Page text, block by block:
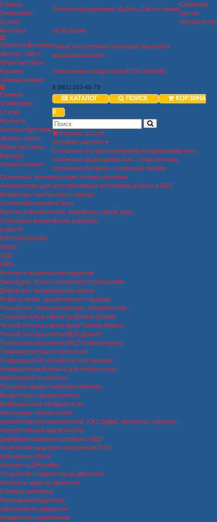
Главная
О компании
Статьи
Контакты
Оплата и Доставка
Звонок с сайта
Обратная связь
Корзина
Личный кабинет
Главная
О компании
Статьи
Контакты
Оплата и Доставка
Звонок с сайта
Обратная связь
Корзина
Личный кабинет
Электрооборудование. Кабель. Светотехника
Снижение
цен на
теплые полы
пр-ва Кореи
Новые поступления солнечных панелей и
водонагревателей.
Пополнение склада плитой ПЗК 240х480
8 (861) 203-40-78
КАТАЛОГ ПОИСК
КОРЗИНА
0
Корзина: 0 0 руб
Интернет-магазин
Солнечные батареи и вакуумные водонагреватели
Солнечные водонагреватели , Гелиосистемы
Солнечные батареи - солнечные панели
Солнечные электростанции готовые решения
Аккумуляторы для альтернативных источников энергии и ИБП
Инверторы / контроллеры заряда
Солнечная энергия в быту
Розетки и выключатели, домофоны, умный дом
Сенсорные выключатели и розетки
Legrand
Schneider Electric
Simon
ABB
GIRA
Розетки и выключатели наружние
Умный дом, пульты управления освещением
Домофоны, беспроводные звонки
Ретро розетки , выключатели и провода
Теплый пол, терморегуляторы, обогреватели
Теплый пол под плитку SouthHeat (Корея)
Теплый пол под плитку NanoThermal (Корея)
Теплый пол под плитку DEVI (Дания)
Теплый пол под плитку ENSTO (Финляндия)
Терморегуляторы теплого пола
Инфракрасный теплый пол под ламинат
Нагревательный кабель для теплого пола
Карбоновый теплый пол
Тепловые пушки / тепловентиляторы
Конвекторы ( обогреватели )
Инфракрасные обогреватели
Аксессуары теплых полов
Автоматические выключатели, УЗО, Дифф. автоматы, таймеры
Автоматические выключатели
Дифференциальные автоматы АВДТ
Устройства защитного отключения УЗО
Контакторы / Реле
Розетки на DIN-рейку
Устройства плавного пуска двигателя
Автоматы защиты двигателя
Силовые автоматы
Разрядники модульные
ограничитель мощности
Индикаторы напряжения